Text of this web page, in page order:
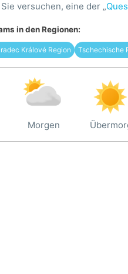
versuchen, eine der „
in den Regionen:
Králové Region Tschechische
Morgen